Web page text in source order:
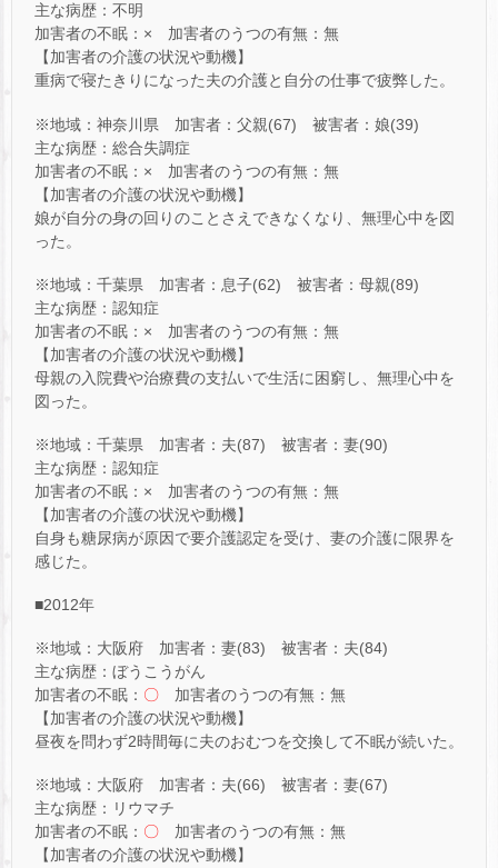
主な病歴：不明
加害者の不眠：× 加害者のうつの有無：無
【加害者の介護の状況や動機】
重病で寝たきりになった夫の介護と自分の仕事で疲弊した。
※地域：神奈川県 加害者：父親(67) 被害者：娘(39)
主な病歴：総合失調症
加害者の不眠：× 加害者のうつの有無：無
【加害者の介護の状況や動機】
娘が自分の身の回りのことさえできなくなり、無理心中を図
った。
※地域：千葉県 加害者：息子(62) 被害者：母親(89)
主な病歴：認知症
加害者の不眠：× 加害者のうつの有無：無
【加害者の介護の状況や動機】
母親の入院費や治療費の支払いで生活に困窮し、無理心中を
図った。
※地域：千葉県 加害者：夫(87) 被害者：妻(90)
主な病歴：認知症
加害者の不眠：× 加害者のうつの有無：無
【加害者の介護の状況や動機】
自身も糖尿病が原因で要介護認定を受け、妻の介護に限界を
感じた。
■2012年
※地域：大阪府 加害者：妻(83) 被害者：夫(84)
主な病歴：ぼうこうがん
加害者の不眠： 〇 加害者のうつの有無：無
【加害者の介護の状況や動機】
昼夜を問わず2時間毎に夫のおむつを交換して不眠が続いた。
※地域：大阪府 加害者：夫(66) 被害者：妻(67)
主な病歴：リウマチ
加害者の不眠： 〇 加害者のうつの有無：無
【加害者の介護の状況や動機】